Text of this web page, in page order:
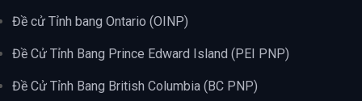
Đề cử Tỉnh bang Ontario (OINP)
Đề Cử Tỉnh Bang Prince Edward Island (PEI PNP)
Đề Cử Tỉnh Bang British Columbia (BC PNP)